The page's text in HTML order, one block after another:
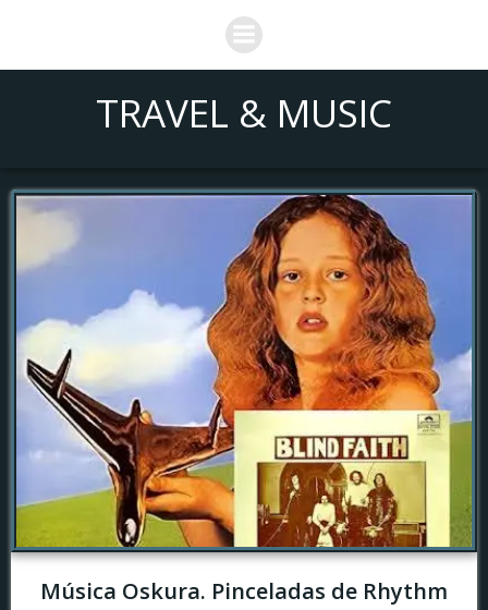
Saltar
al
contenido
TRAVEL & MUSIC
Música Oskura. Pinceladas de Rhythm